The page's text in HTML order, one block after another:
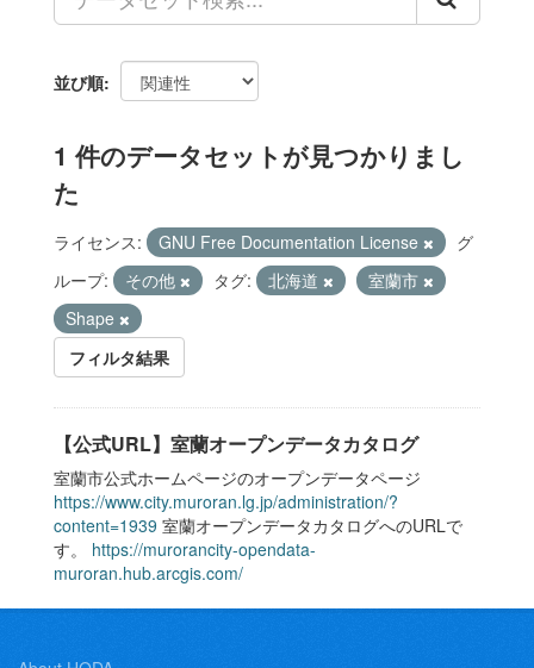
並び順
1 件のデータセットが見つかりまし
た
ライセンス: GNU Free Documentation License
グ
ループ:
その他 タグ: 北海道
室蘭市
Shape
フィルタ結果
【公式URL】室蘭オープンデータカタログ
室蘭市公式ホームページのオープンデータページ
https://www.city.muroran.lg.jp/administration/?
content=1939 室蘭オープンデータカタログへのURLで
す。 https://murorancity-opendata-
muroran.hub.arcgis.com/